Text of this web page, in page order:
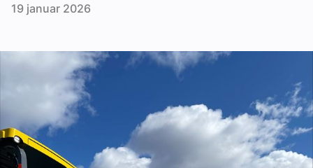
Abonnere
Ledige stillinger
eBlad
19 januar 2026